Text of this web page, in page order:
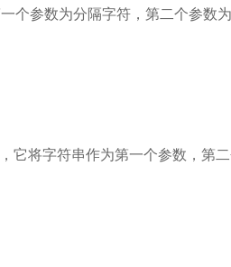
个参数为分隔字符，第二个参数
它将字符串作为第一个参数，第